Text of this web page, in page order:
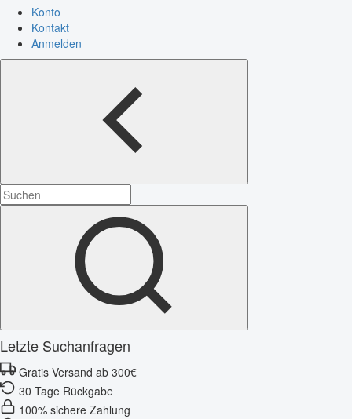
Konto
Kontakt
Anmelden
Letzte Suchanfragen
Gratis Versand ab 300€
30 Tage Rückgabe
100% sichere Zahlung